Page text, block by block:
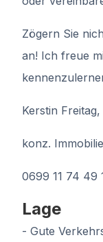
Zögern Sie
an! Ich freue
Kerstin
konz.
0699 11 74 49
Lage
- Gute